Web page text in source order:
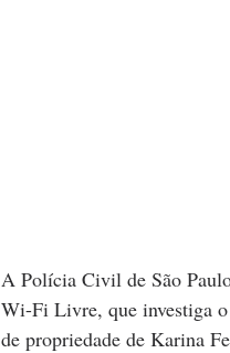
A Polícia Civil de São
Wi-Fi Livre, que investiga
de propriedade de Karina